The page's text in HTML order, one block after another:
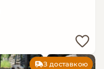
З доставкою